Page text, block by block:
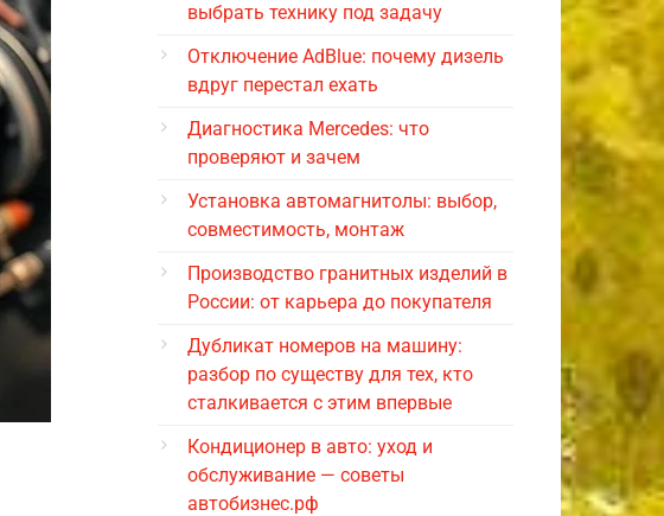
выбрать технику под задачу
Отключение AdBlue: почему дизель
вдруг перестал ехать
Диагностика Mercedes: что
проверяют и зачем
Установка автомагнитолы: выбор,
совместимость, монтаж
Производство гранитных изделий в
России: от карьера до покупателя
Дубликат номеров на машину:
разбор по существу для тех, кто
сталкивается с этим впервые
Кондиционер в авто: уход и
обслуживание — советы
автобизнес.рф